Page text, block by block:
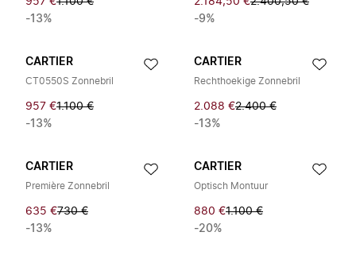
-13%
-9%
CARTIER
CT0550S Zonnebril
957 €1.100 €
-13%
CARTIER
Rechthoekige Zonnebril
2.088 €2.400 €
-13%
CARTIER
Première Zonnebril
635 €730 €
-13%
CARTIER
Optisch Montuur
880 €1.100 €
-20%